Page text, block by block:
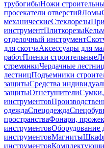
трубогибыНожи
просекатели отверстийЛомы
механическиеСтеклорезы
инструментПлиткорезы
отделочный инструмент
для скотчаАксессуары для
работПленки строительные
стремянкиЧердачные
лестницПодъемники
защитыСредства
защитыОгнетушителиСумки,
инструментов
одеждаСпецодежда
пространстваФонари,
инструментовОборудование
инструментовМагниты
инструментов